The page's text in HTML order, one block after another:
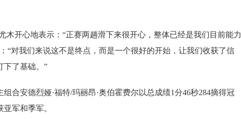
木开心地表示：“正赛两趟滑下来很开心，整体已经是我们目前能力
“对我们来说这不是终点，而是一个很好的开始，让我们收获了信
下了基础。”
合安德烈娅·福特/玛丽昂·奥伯霍费尔以总成绩1分46秒284摘得冠
军和季军。